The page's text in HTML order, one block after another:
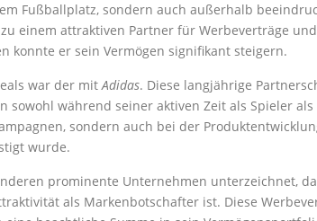
Fußballplatz, sondern auch außerhalb
einem attraktiven Partner für Werbeverträge
konnte er sein Vermögen signifikant steigern.
war der mitAdidas. Diese langjährige
sowohl während seiner aktiven Zeit als Spieler
sondern auch bei der
wurde.
prominente Unternehmen unterzeichnet,
als Markenbotschafter ist. Diese